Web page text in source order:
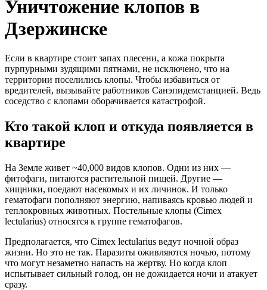
Уничтожение клопов в
Дзержинске
Если в квартире стоит запах плесени, а кожа покрыта
пурпурными зудящими пятнами, не исключено, что на
территории поселились клопы. Чтобы избавиться от
вредителей, вызывайте работников Санэпидемстанцией. Ведь
соседство с клопами оборачивается катастрофой.
Кто такой клоп и откуда появляется в
квартире
На Земле живет ~40,000 видов клопов. Одни из них —
фитофаги, питаются растительной пищей. Другие —
хищники, поедают насекомых и их личинок. И только
гематофаги пополняют энергию, напиваясь кровью людей и
теплокровных животных. Постельные клопы (Cimex
lectularius) относятся к группе гематофагов.
Предполагается, что Cimex lectularius ведут ночной образ
жизни. Но это не так. Паразиты оживляются ночью, потому
что могут незаметно напасть на жертву. Но когда клоп
испытывает сильный голод, он не дожидается ночи и атакует
сразу.